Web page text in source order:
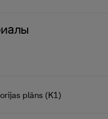
plāns (K1)